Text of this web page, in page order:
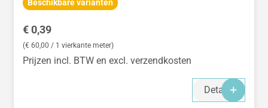
Beschikbare varianten
Normale prijs:
€ 0,39
(€ 60,00 / 1 vierkante meter)
Prijzen incl. BTW en excl. verzendkosten
Details